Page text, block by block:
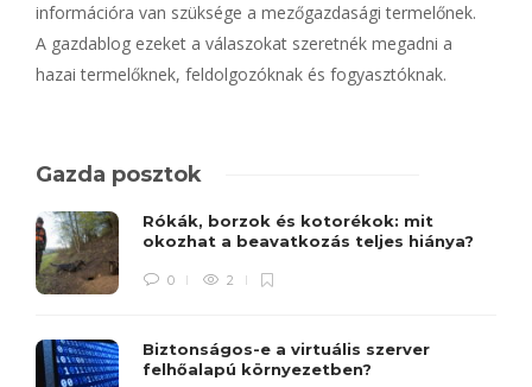
információra van szüksége a mezőgazdasági termelőnek.
A gazdablog ezeket a válaszokat szeretnék megadni a
hazai termelőknek, feldolgozóknak és fogyasztóknak.
Gazda posztok
Rókák, borzok és kotorékok: mit
okozhat a beavatkozás teljes hiánya?
0 2
Biztonságos-e a virtuális szerver
felhőalapú környezetben?